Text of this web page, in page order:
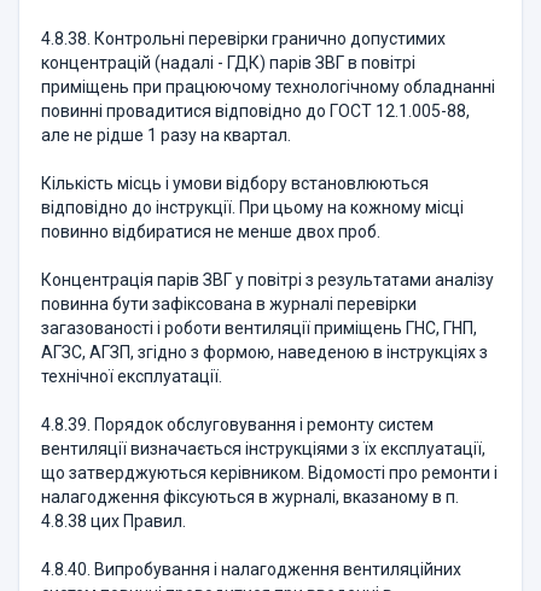
4.8.38. Контрольні перевірки гранично допустимих
концентрацій (надалі - ГДК) парів ЗВГ в повітрі
приміщень при працюючому технологічному обладнанні
повинні провадитися відповідно до ГОСТ 12.1.005-88,
але не рідше 1 разу на квартал.
Кількість місць і умови відбору встановлюються
відповідно до інструкції. При цьому на кожному місці
повинно відбиратися не менше двох проб.
Концентрація парів ЗВГ у повітрі з результатами аналізу
повинна бути зафіксована в журналі перевірки
загазованості і роботи вентиляції приміщень ГНС, ГНП,
АГЗС, АГЗП, згідно з формою, наведеною в інструкціях з
технічної експлуатації.
4.8.39. Порядок обслуговування і ремонту систем
вентиляції визначається інструкціями з їх експлуатації,
що затверджуються керівником. Відомості про ремонти і
налагодження фіксуються в журналі, вказаному в п.
4.8.38 цих Правил.
4.8.40. Випробування і налагодження вентиляційних